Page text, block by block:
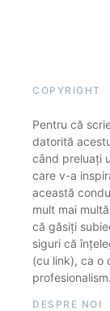
COPYRIGHT
Pentru că
datorită
când preluați
care v-a
această
mult mai
că găsiți
siguri că
(cu link), ca o
DESPRE NOI